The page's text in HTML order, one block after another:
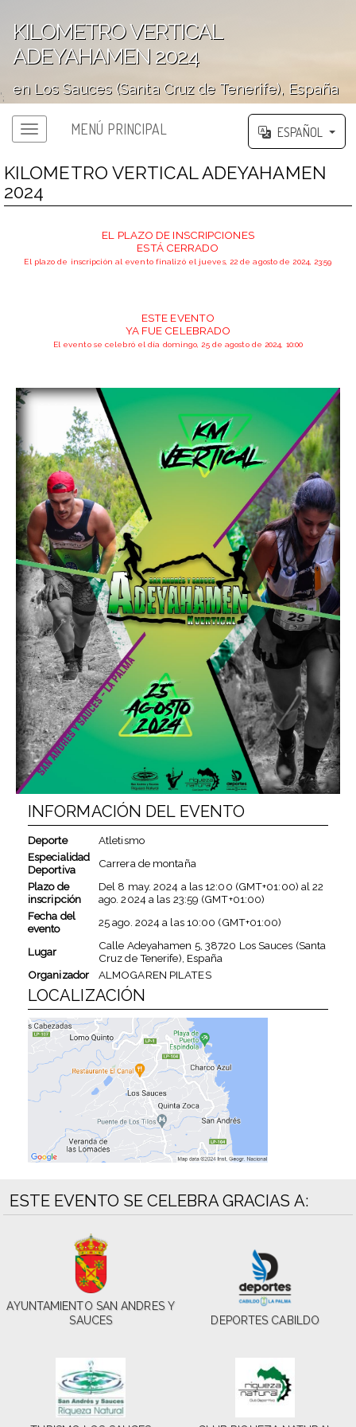
KILOMETRO VERTICAL
ADEYAHAMEN 2024
en Los Sauces (Santa Cruz de Tenerife), España
';
MENÚ PRINCIPAL ESPAÑOL
KILOMETRO VERTICAL ADEYAHAMEN
2024
EL PLAZO DE INSCRIPCIONES
ESTÁ CERRADO
El plazo de inscripción al evento finalizó el jueves, 22 de agosto de 2024, 23:59
ESTE EVENTO
YA FUE CELEBRADO
El evento se celebró el día domingo, 25 de agosto de 2024, 10:00
INFORMACIÓN DEL EVENTO
Deporte
Atletismo
Especialidad
Deportiva
Carrera de montaña
Plazo de
inscripción
Del 8 may. 2024 a las12:00 (GMT+01:00) al22
ago. 2024a las 23:59 (GMT+01:00)
Fecha del
evento
25 ago. 2024a las10:00 (GMT+01:00)
Lugar
Calle Adeyahamen 5, 38720 Los Sauces (Santa
Cruz de Tenerife), España
Organizador
ALMOGAREN PILATES
LOCALIZACIÓN
ESTE EVENTO SE CELEBRA GRACIAS A:
AYUNTAMIENTO SAN ANDRES Y
SAUCES
DEPORTES CABILDO